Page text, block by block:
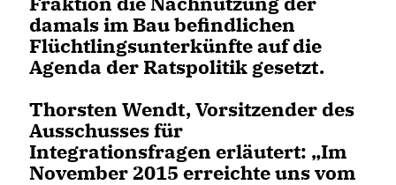
damals im Bau befindlichen
Flüchtlingsunterkünfte auf die
Agenda der Ratspolitik gesetzt.
Thorsten Wendt, Vorsitzender des
Ausschusses für
Integrationsfragen erläutert: „Im
November 2015 erreichte uns vom